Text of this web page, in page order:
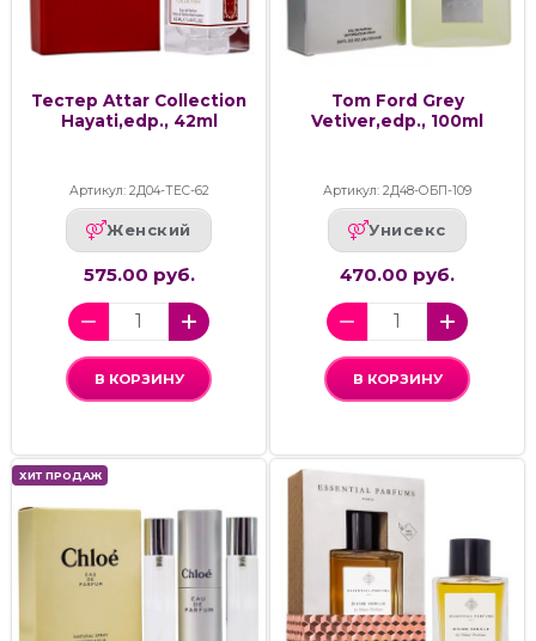
Тестер Attar Collection
Hayati,edp., 42ml
Артикул: 2Д04-ТЕС-62
Женский
575.00 руб.
В КОРЗИНУ
Tom Ford Grey
Vetiver,edp., 100ml
Артикул: 2Д48-ОБП-109
Унисекс
470.00 руб.
В КОРЗИНУ
ХИТ ПРОДАЖ